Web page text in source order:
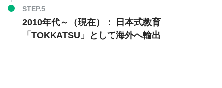
2010年代～（現在）：
日本式教育
「TOKKATSU」として海外へ輸出